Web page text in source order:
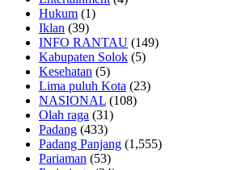
Hukum (1)
Iklan (39)
INFO RANTAU (149)
Kabupaten Solok (5)
Kesehatan (5)
Lima puluh Kota (23)
NASIONAL (108)
Olah raga (31)
Padang (433)
Padang Panjang (1,555)
Pariaman (53)